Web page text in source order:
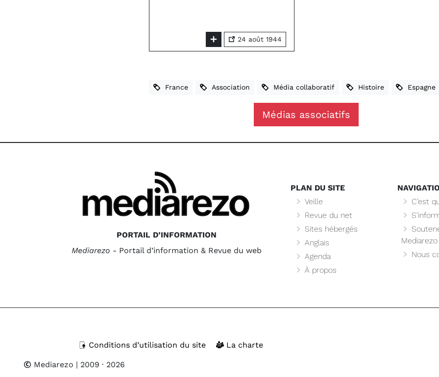
24 août 1944
France Association Média collaboratif Histoire Espagne
Médias associatifs
PORTAIL D’INFORMATION
Mediarezo - Portail d’information & Revue du web
PLAN DU SITE
Veille
Revue du net
Sites hébergés
Anglais
Agenda
À propos
C’est
Mediarezo
Nous
Conditions d’utilisation du site La charte
Mediarezo | 2009 · 2026